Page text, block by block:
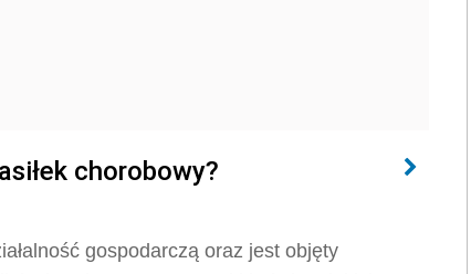
chorobowy?
gospodarczą oraz jest objęty